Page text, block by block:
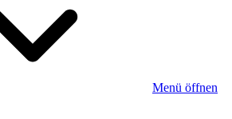
Menü öffnen